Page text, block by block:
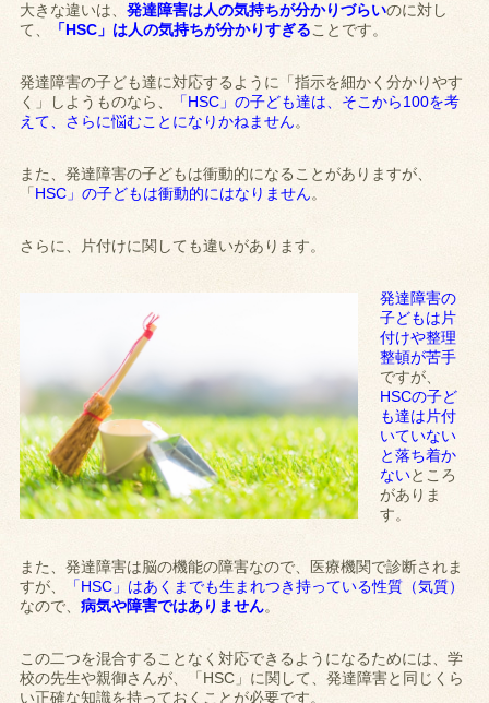
大きな違いは、発達障害は人の気持ちが分かりづらいのに対し
て、
「HSC」は人の気持ちが分かりすぎることです。
発達障害の子ども達に対応するように「指示を細かく分かりやす
く」しようものなら、
「HSC」の子ども達は、そこから100を考
えて、さらに悩むことになりかねません。
また、発達障害の子どもは衝動的になることがありますが、
「HSC」の子どもは衝動的にはなりません。
さらに、片付けに関しても違いがあります。
発達障害の
子どもは片
付けや整理
整頓が苦手
ですが、
HSCの子ど
も達は片付
いていない
と落ち着か
ないところ
がありま
す。
また、発達障害は脳の機能の障害なので、医療機関で診断されま
すが、
「HSC」はあくまでも生まれつき持っている性質（気質）
なので、病気や障害ではありません。
この二つを混合することなく対応できるようになるためには、学
校の先生や親御さんが、「HSC」に関して、発達障害と同じくら
い正確な知識を持っておくことが必要です。